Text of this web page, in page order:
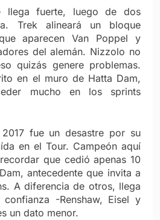
fuerte, luego de dos
Trek alineará un bloque
aparecen Van Poppel y
del alemán. Nizzolo no
quizás genere problemas.
en el muro de Hatta Dam,
mucho en los sprints
fue un desastre por su
en el Tour. Campeón aquí
que cedió apenas 10
antecedente que invita a
A diferencia de otros, llega
-Renshaw, Eisel y
un dato menor.